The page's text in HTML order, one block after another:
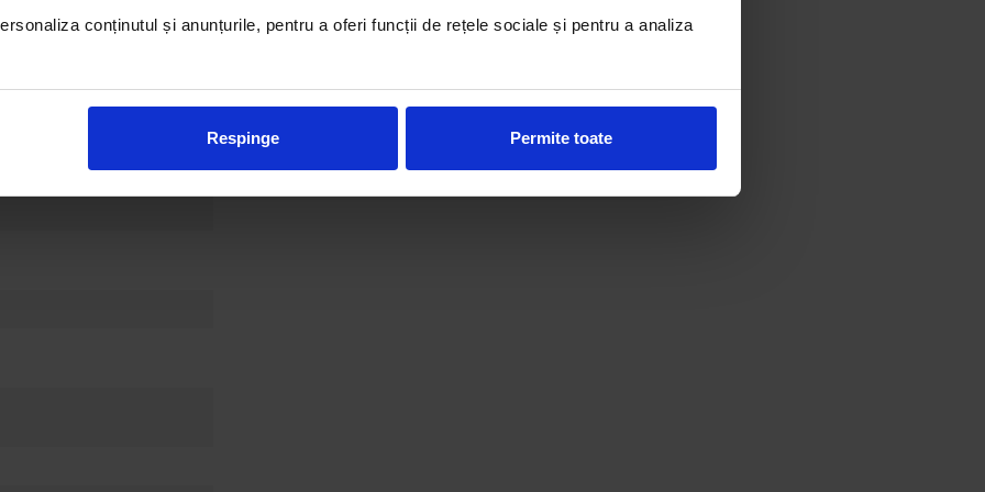
conținutul și anunțurile, pentru a oferi funcții de rețele sociale și pentru a analiza
Respinge Permite toate